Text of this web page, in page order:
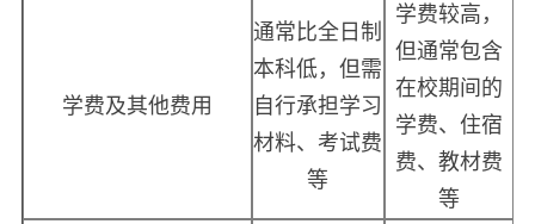
学费及其他费用
通常比全日制
本科低，但需
自行承担学习
材料、考试费
等
学费较高，
但通常包含
在校期间的
学费、住宿
费、教材费
等